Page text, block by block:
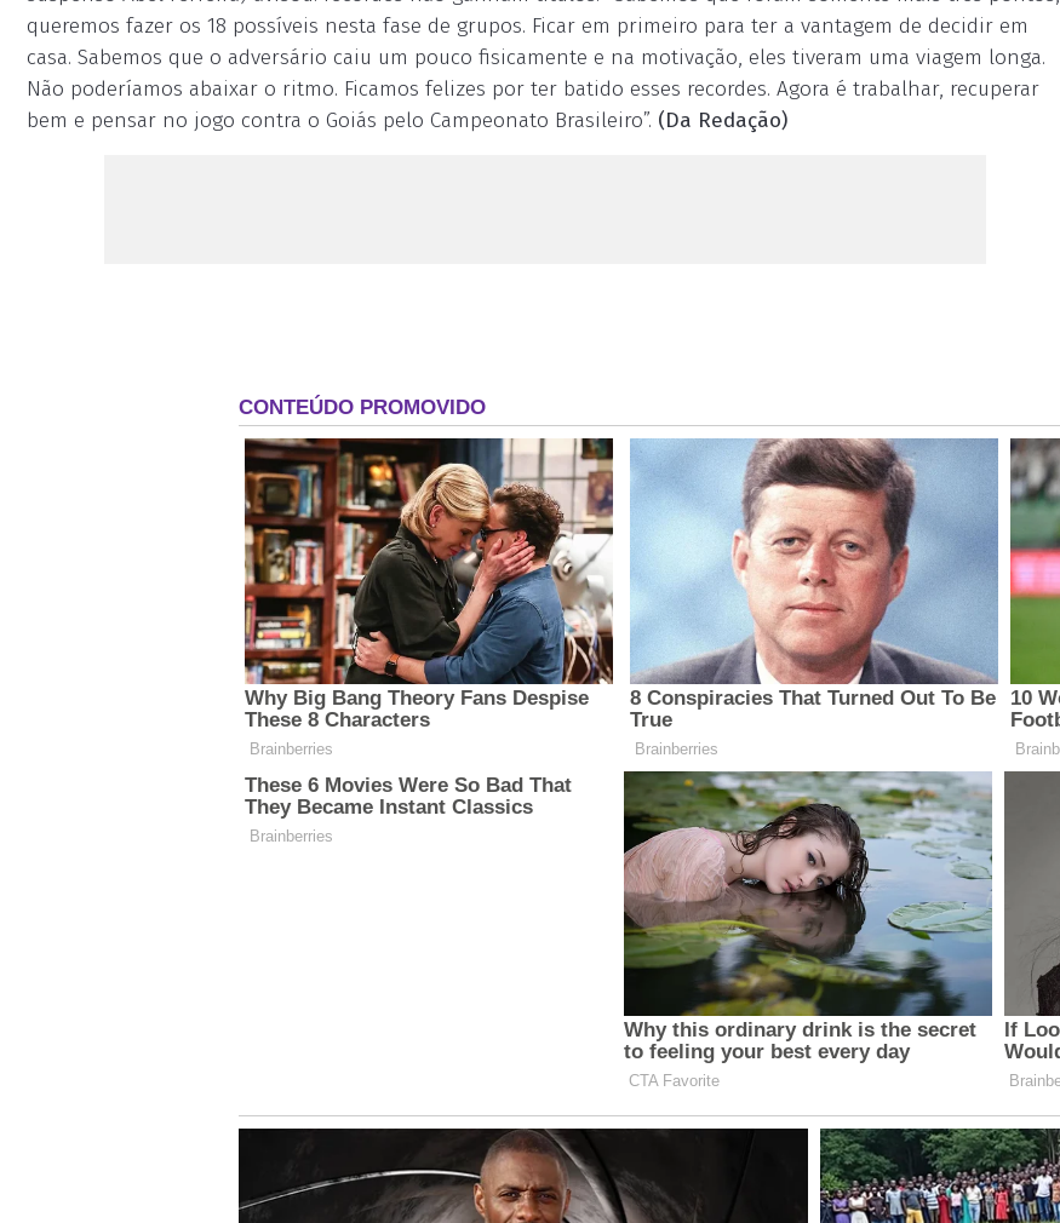
queremos fazer os 18 possíveis nesta fase de grupos. Ficar em primeiro para ter a vantagem de decidir em
casa. Sabemos que o adversário caiu um pouco fisicamente e na motivação, eles tiveram uma viagem longa.
Não poderíamos abaixar o ritmo. Ficamos felizes por ter batido esses recordes. Agora é trabalhar, recuperar
bem e pensar no jogo contra o Goiás pelo Campeonato Brasileiro”. (Da Redação)